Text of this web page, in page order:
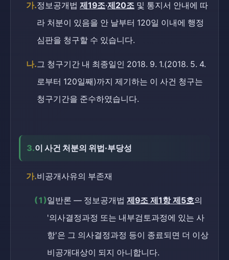
가.정보공개법 제19조·제20조 및 통지서 안내에 따
라 처분이 있음을 안 날부터 120일 이내에 행정
심판을 청구할 수 있습니다.
나.그 청구기간 내 최종일인 2018. 9. 1.(2018. 5. 4.
로부터 120일째)까지 제기하는 이 사건 청구는
청구기간을 준수하였습니다.
3.이 사건 처분의 위법·부당성
가.비공개사유의 부존재
(1)일반론 — 정보공개법 제9조 제1항 제5호의
'의사결정과정 또는 내부검토과정에 있는 사
항'은 그 의사결정과정 등이 종료되면 더 이상
비공개대상이 되지 아니합니다.